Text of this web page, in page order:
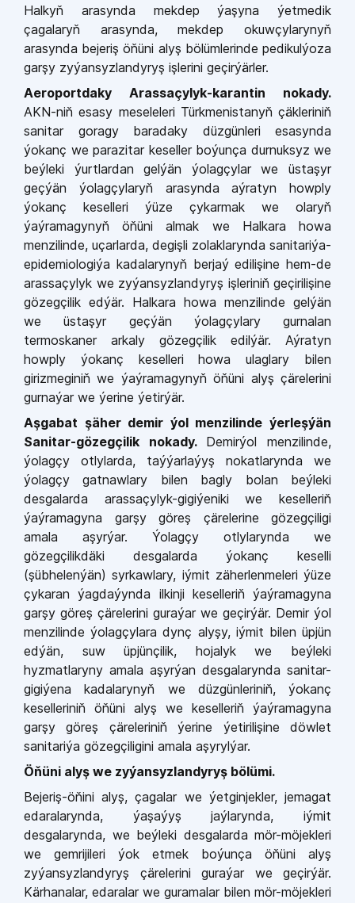
Halkyň arasynda mekdep ýaşyna ýetmedik
çagalaryň arasynda, mekdep okuwçylarynyň
arasynda bejeriş öňüni alyş bölümlerinde pedikulýoza
garşy zyýansyzlandyryş işlerini geçirýärler.
Aeroportdaky Arassaçylyk-karantin nokady.
AKN-niň esasy meseleleri Türkmenistanyň çäkleriniň
sanitar goragy baradaky düzgünleri esasynda
ýokanç we parazitar keseller boýunça durnuksyz we
beýleki ýurtlardan gelýän ýolagçylar we üstaşyr
geçýän ýolagçylaryň arasynda aýratyn howply
ýokanç keselleri ýüze çykarmak we olaryň
ýaýramagynyň öňüni almak we Halkara howa
menzilinde, uçarlarda, degişli zolaklarynda sanitariýa-
epidemiologiýa kadalarynyň berjaý edilişine hem-de
arassaçylyk we zyýansyzlandyryş işleriniň geçirilişine
gözegçilik edýär. Halkara howa menzilinde gelýän
we üstaşyr geçýän ýolagçylary gurnalan
termoskaner arkaly gözegçilik edilýär. Aýratyn
howply ýokanç keselleri howa ulaglary bilen
girizmeginiň we ýaýramagynyň öňüni alyş çärelerini
gurnaýar we ýerine ýetirýär.
Aşgabat şäher demir ýol menzilinde ýerleşýän
Sanitar-gözegçilik nokady. Demirýol menzilinde,
ýolagçy otlylarda, taýýarlaýyş nokatlarynda we
ýolagçy gatnawlary bilen bagly bolan beýleki
desgalarda arassaçylyk-gigiýeniki we keselleriň
ýaýramagyna garşy göreş çärelerine gözegçiligi
amala aşyrýar. Ýolagçy otlylarynda we
gözegçilikdäki desgalarda ýokanç keselli
(şübhelenýän) syrkawlary, iýmit zäherlenmeleri ýüze
çykaran ýagdaýynda ilkinji keselleriň ýaýramagyna
garşy göreş çärelerini guraýar we geçirýär. Demir ýol
menzilinde ýolagçylara dynç alyşy, iýmit bilen üpjün
edýän, suw üpjünçilik, hojalyk we beýleki
hyzmatlaryny amala aşyrýan desgalarynda sanitar-
gigiýena kadalarynyň we düzgünleriniň, ýokanç
keselleriniň öňüni alyş we keselleriň ýaýramagyna
garşy göreş çäreleriniň ýerine ýetirilişine döwlet
sanitariýa gözegçiligini amala aşyrylýar.
Öňüni alyş we zyýansyzlandyryş bölümi.
Bejeriş-öňini alyş, çagalar we ýetginjekler, jemagat
edaralarynda, ýaşaýyş jaýlarynda, iýmit
desgalarynda, we beýleki desgalarda mör-möjekleri
we gemrijileri ýok etmek boýunça öňüni alyş
zyýansyzlandyryş çärelerini guraýar we geçirýär.
Kärhanalar, edaralar we guramalar bilen mör-möjekleri